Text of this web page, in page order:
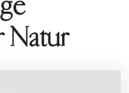
Natur